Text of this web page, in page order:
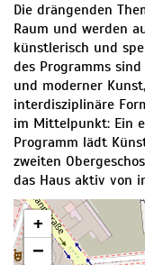
Die drängenden
Raum und werden
künstlerisch und
des Programms
und moderner
interdisziplinäre
im Mittelpunkt: Ein
Programm lädt
zweiten
das Haus aktiv von
+
−